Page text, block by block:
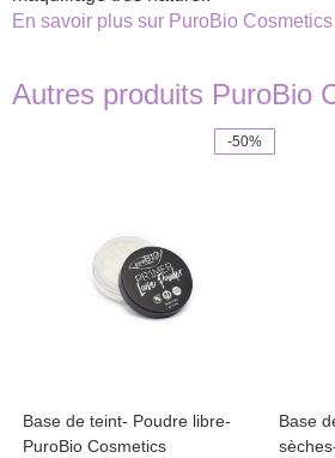
En savoir plus sur PuroBio Cosmetics
Autres produits PuroBio
-50%
Base de teint- Poudre libre-
PuroBio Cosmetics
Base